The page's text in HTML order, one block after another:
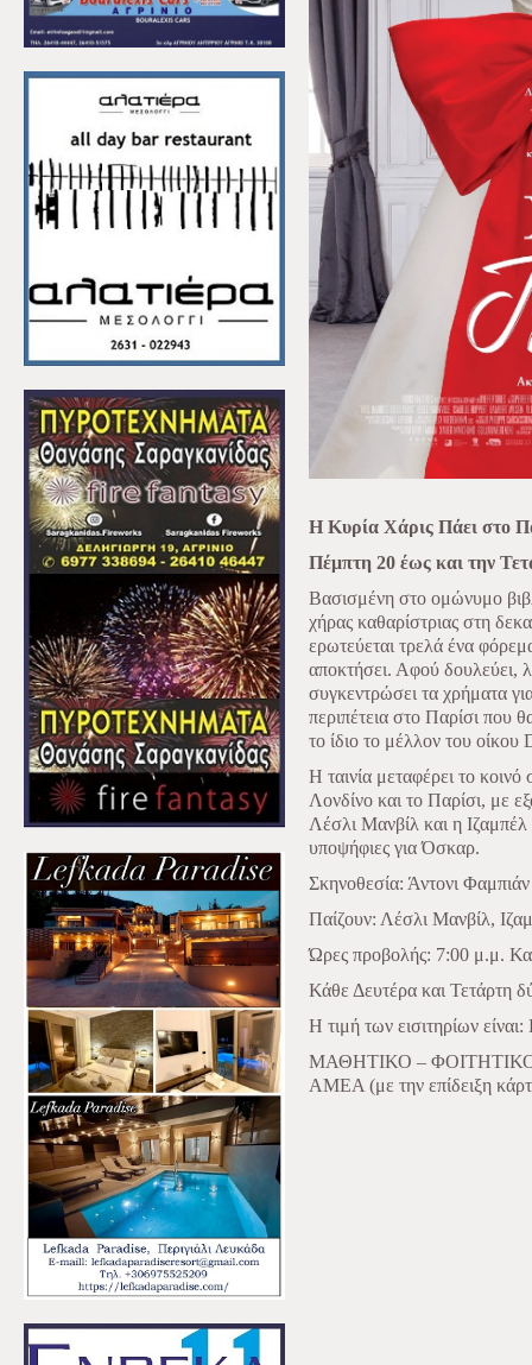
Η Κυρία Χάρις Πάει στο
Πέμπτη 20 έως και την
Βασισμένη στο ομώνυμο
χήρας καθαρίστριας στη
ερωτεύεται τρελά ένα
αποκτήσει. Αφού δουλεύει,
συγκεντρώσει τα χρήματα
περιπέτεια στο Παρίσι που
το ίδιο το μέλλον του οίκου
Η ταινία μεταφέρει το
Λονδίνο και το Παρίσι, με
Λέσλι Μανβίλ και η
υποψήφιες για Όσκαρ.
Σκηνοθεσία: Άντονι Φαμπιάν
Παίζουν: Λέσλι Μανβίλ,
Ώρες προβολής: 7:00 μ.μ.
Κάθε Δευτέρα και Τετάρτη
Η τιμή των εισιτηρίων
ΜΑΘΗΤΙΚΟ –
ΑΜΕΑ (με την επίδειξη